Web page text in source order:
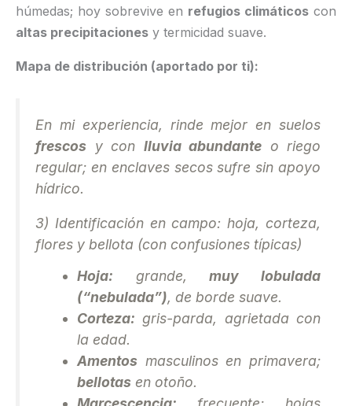
húmedas; hoy sobrevive en refugios climáticos con
altas precipitaciones y termicidad suave.
Mapa de distribución (aportado por ti):
En mi experiencia, rinde mejor en suelos
frescos y con lluvia abundante o riego
regular; en enclaves secos sufre sin apoyo
hídrico.
3) Identificación en campo: hoja, corteza,
flores y bellota (con confusiones típicas)
Hoja: grande,muy lobulada
(“nebulada”), de borde suave.
Corteza: gris-parda, agrietada con
la edad.
Amentosmasculinos en primavera;
bellotasen otoño.